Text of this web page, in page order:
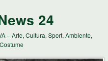
24
– Arte, Cultura, Sport, Ambiente,